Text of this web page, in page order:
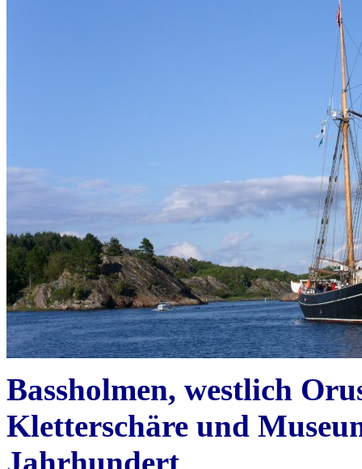
Bassholmen, westlich
Kletterschäre und
Jahrhundert